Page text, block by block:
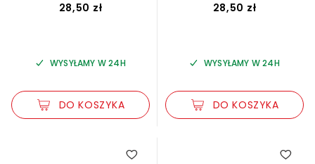
28,50 zł
WYSYŁAMY W 24H
DO KOSZYKA
28,50 zł
WYSYŁAMY W 24H
DO KOSZYKA